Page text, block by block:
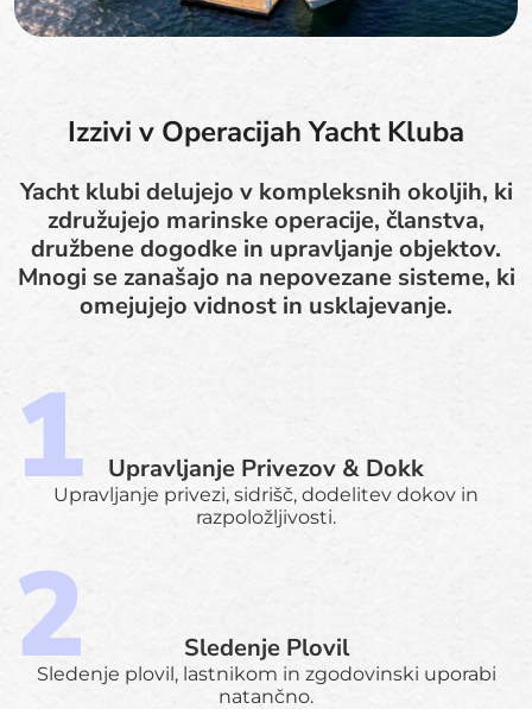
Izzivi v Operacijah Yacht Kluba
Yacht klubi delujejo v kompleksnih okoljih, ki
združujejo marinske operacije, članstva,
družbene dogodke in upravljanje objektov.
Mnogi se zanašajo na nepovezane sisteme, ki
omejujejo vidnost in usklajevanje.
Upravljanje Privezov & Dokk
Upravljanje privezi, sidrišč, dodelitev dokov in
razpoložljivosti.
Sledenje Plovil
Sledenje plovil, lastnikom in zgodovinski uporabi
natančno.